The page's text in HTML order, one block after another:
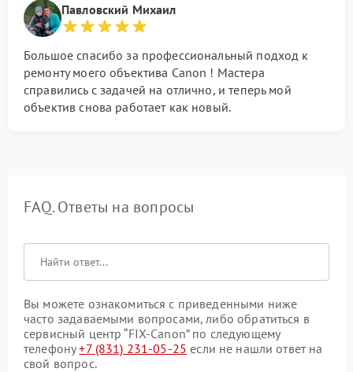
Павловский Михаил
Большое спасибо за профессиональный подход к
ремонту моего объектива Canon ! Мастера
справились с задачей на отлично, и теперь мой
объектив снова работает как новый.
FAQ. Ответы на вопросы
Вы можете ознакомиться с приведенными ниже
часто задаваемыми вопросами, либо обратиться в
сервисный центр “FIX-Canon” по следующему
телефону+7 (831) 231-05-25 если не нашли ответ на
свой вопрос.